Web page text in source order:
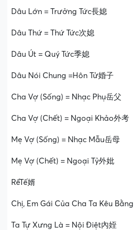
Dâu Lớn = Trưởng Tức長媳
Dâu Thứ = Thứ Tức次媳
Dâu Út = Quý Tức季媳
Dâu Nói Chung =Hôn Tử婚子
Cha Vợ (Sống) = Nhạc Phụ岳父
Cha Vợ (Chết) = Ngoại Khảo外考
Mẹ Vợ (Sống) = Nhạc Mẫu岳母
Mẹ Vợ (Chết) = Ngoại Tỷ外妣
RểTế婿
Chị, Em Gái Của Cha Ta Kêu
Ta Tự Xưng Là = Nội Điệt內姪